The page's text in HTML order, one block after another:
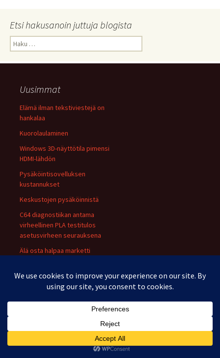
Etsi hakusanoin juttuja blogista
Haku:
Uusimmat
Elämä ilman tekstiviestejä on
hankalaa
Kuorolaulaminen
Windows 3D-näyttötila pimensi
HDMI-lähdön
Pysäköintisovelluksen
kustannukset
Keskustojen pysäköinnistä
C64 diagnostiikan antama
virheellinen PLA testitulos
asetusvirheen seurauksena
Älä osta halpaa marketti
RGBs -lähtö NES:iin NESRGB:n
A-Rokko